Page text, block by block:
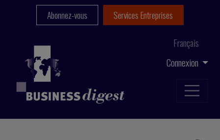
Connexion
Français
Abonnez-vous Services Entreprises